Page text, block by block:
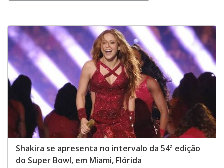
Shakira se apresenta no intervalo da 54ª edição
do Super Bowl, em Miami, Flórida